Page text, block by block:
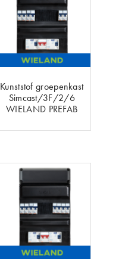
Kunststof groepenkast
Simcast/3F/2/6
WIELAND PREFAB